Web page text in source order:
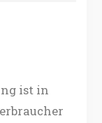
ist in